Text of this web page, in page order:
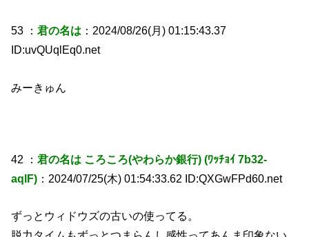
53 ：君の名は ：2024/08/26(月) 01:15:43.37
ID:uvQUqlEq0.net
みーきゅん
42 ：君の名は ころころ(やわらか銀行) (ﾜｯﾁｮｲ 7b32-
aqlF) ：2024/07/25(木) 01:54:33.62 ID:QXGwFPd60.net
ずっとウィドウズの古いの使ってる。